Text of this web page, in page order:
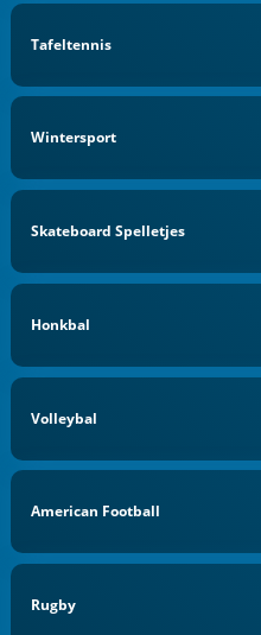
Tafeltennis
Wintersport
Skateboard Spelletjes
Honkbal
Volleybal
American Football
Rugby